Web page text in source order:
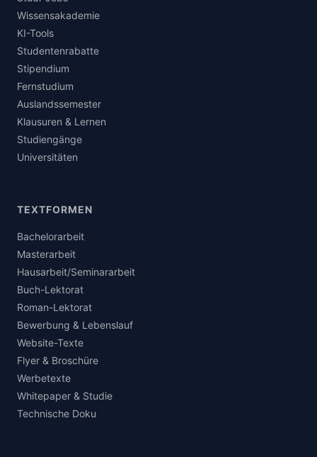
Wissensakademie
KI-Tools
Studentenrabatte
Stipendium
Fernstudium
Auslandssemester
Klausuren & Lernen
Studiengänge
Universitäten
TEXTFORMEN
Bachelorarbeit
Masterarbeit
Hausarbeit/Seminararbeit
Buch-Lektorat
Roman-Lektorat
Bewerbung & Lebenslauf
Website-Texte
Flyer & Broschüre
Werbetexte
Whitepaper & Studie
Technische Doku